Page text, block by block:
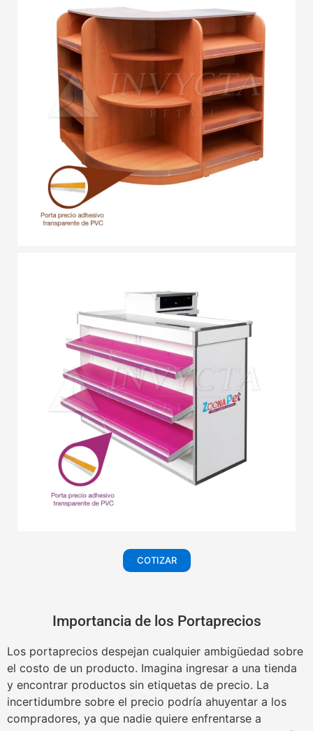
COTIZAR
Importancia de los Portaprecios
Los portaprecios despejan cualquier ambigüedad sobre
el costo de un producto. Imagina ingresar a una tienda
y encontrar productos sin etiquetas de precio. La
incertidumbre sobre el precio podría ahuyentar a los
compradores, ya que nadie quiere enfrentarse a